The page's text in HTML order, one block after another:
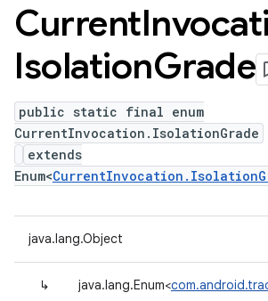
Current
IsolationGrade
public static final enum
CurrentInvocation.IsolationGrade
extends
Enum<
java.lang.Object
↳ java.lang.Enum<